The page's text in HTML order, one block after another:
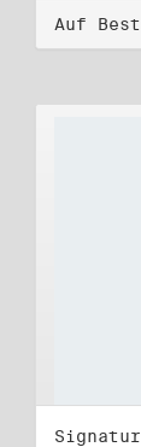
Auf